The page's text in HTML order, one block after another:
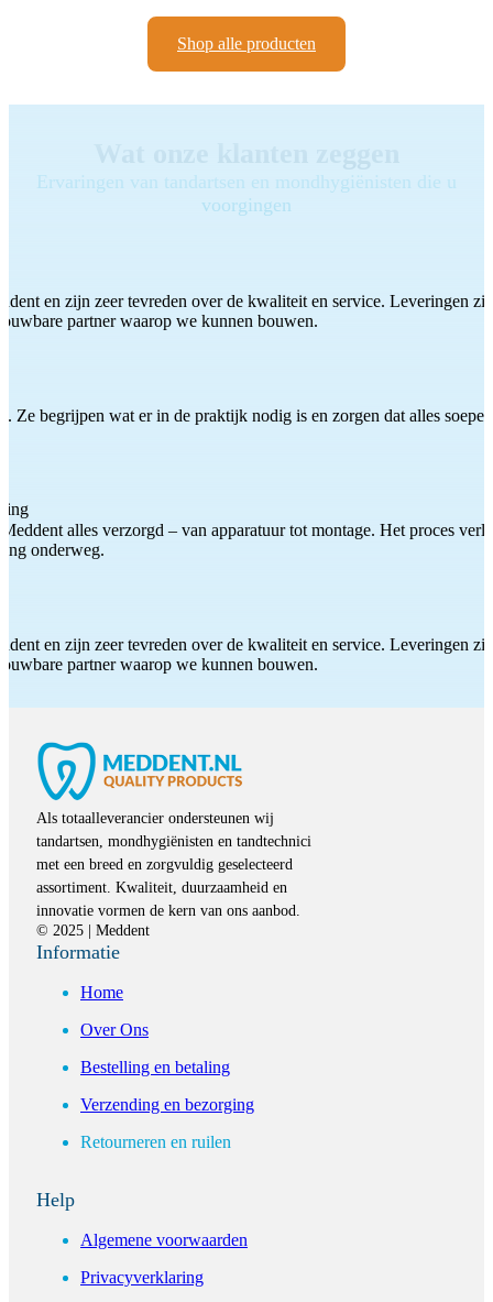
Shop alle producten
Ervaringen van tandartsen en mondhygiënisten die u
voorgingen
en zijn zeer tevreden over de kwaliteit en service. Leveringen
partner waarop we kunnen bouwen.
Ze begrijpen wat er in de praktijk nodig is en zorgen dat alles
alles verzorgd – van apparatuur tot montage. Het proces
onderweg.
en zijn zeer tevreden over de kwaliteit en service. Leveringen
partner waarop we kunnen bouwen.
Als totaalleverancier ondersteunen wij
tandartsen, mondhygiënisten en tandtechnici
met een breed en zorgvuldig geselecteerd
assortiment. Kwaliteit, duurzaamheid en
innovatie vormen de kern van ons aanbod.
© 2025 | Meddent
Informatie
Home
Over Ons
Bestelling en betaling
Verzending en bezorging
Retourneren en ruilen
Help
Algemene voorwaarden
Privacyverklaring